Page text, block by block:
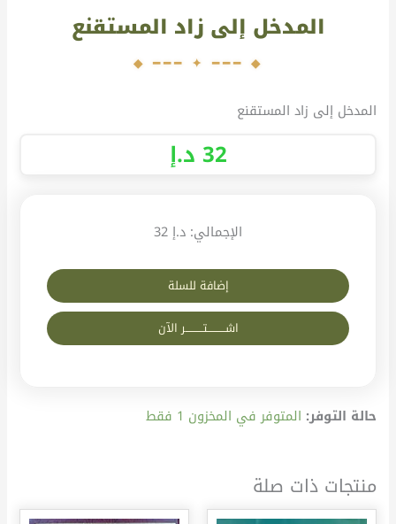
المدخل إلى زاد المستقنع
المدخل إلى زاد المستقنع
حالة التوفر: المتوفر في المخزون 1 فقط
إضافة للسلة
اشــــــــــتــــــــــر الآن
الإجمالي: د.إ 32
32 د.إ
منتجات ذات صلة